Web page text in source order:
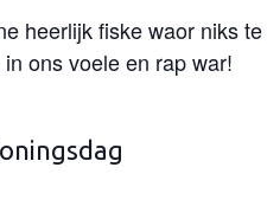
heerlijk fiske waor niks
ons voele en rap war!